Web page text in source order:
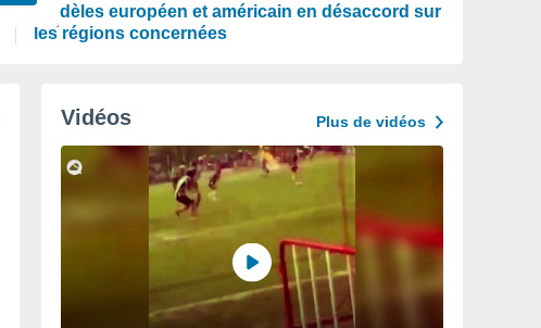
modèles européen et américain en désaccord sur
les régions concernées
Vidéos Plus de vidéos